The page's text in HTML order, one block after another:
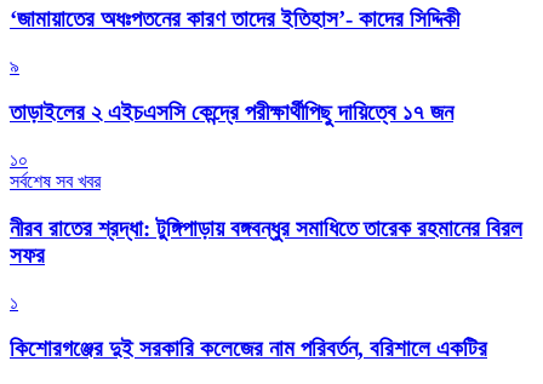
‘জামায়াতের অধঃপতনের কারণ তাদের ইতিহাস’- কাদের সিদ্দিকী
৯
তাড়াইলের ২ এইচএসসি কেন্দ্রে পরীক্ষার্থীপিছু দায়িত্বে ১৭ জন
১০
সর্বশেষ সব খবর
নীরব রাতের শ্রদ্ধা: টুঙ্গিপাড়ায় বঙ্গবন্ধুর সমাধিতে তারেক রহমানের বিরল
সফর
১
কিশোরগঞ্জের দুই সরকারি কলেজের নাম পরিবর্তন, বরিশালে একটির